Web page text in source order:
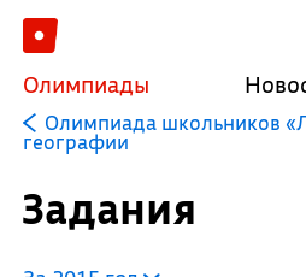
Олимпиады
Олимпиада школьников
географии
Задания